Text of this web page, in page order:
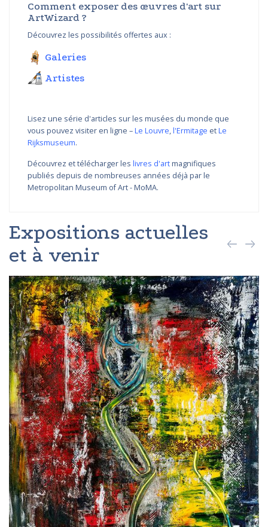
Comment exposer des œuvres d'art sur
ArtWizard ?
Découvrez les possibilités offertes aux :
Galeries
Artistes
Lisez une série d'articles sur les musées du monde que
vous pouvez visiter en ligne –Le Louvre,l'Ermitage etLe
Rijksmuseum.
Découvrez et télécharger les livres d'artmagnifiques
publiés depuis de nombreuses années déjà par le
Metropolitan Museum of Art - MoMA.
Expositions actuelles
et à venir